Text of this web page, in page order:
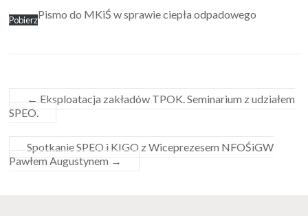
PobierzPismo do MKiŚ w sprawie ciepła odpadowego
← Eksploatacja zakładów TPOK. Seminarium z udziałem
SPEO.
Spotkanie SPEO i KIGO z Wiceprezesem NFOŚiGW
Pawłem Augustynem →